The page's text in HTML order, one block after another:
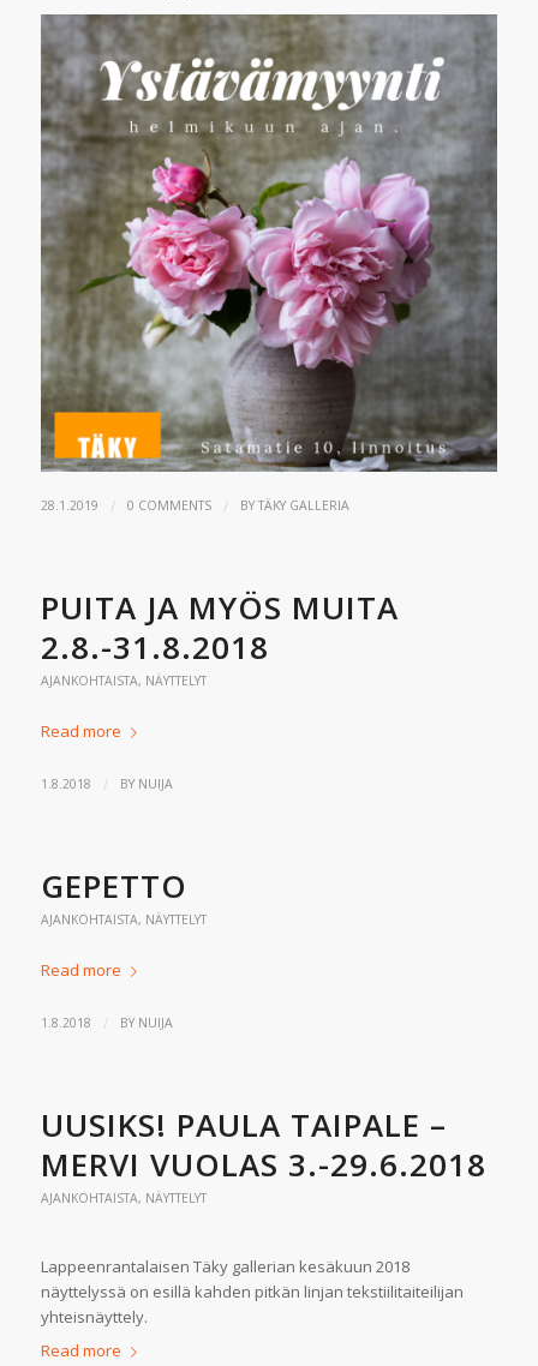
28.1.2019 / 0 COMMENTS / BYTÄKY GALLERIA
PUITA JA MYÖS MUITA
2.8.-31.8.2018
AJANKOHTAISTA, NÄYTTELYT
Read more
1.8.2018 / BY NUIJA
GEPETTO
AJANKOHTAISTA, NÄYTTELYT
Read more
1.8.2018 / BY NUIJA
UUSIKS! PAULA TAIPALE –
MERVI VUOLAS 3.-29.6.2018
AJANKOHTAISTA, NÄYTTELYT
Lappeenrantalaisen Täky gallerian kesäkuun 2018
näyttelyssä on esillä kahden pitkän linjan tekstiilitaiteilijan
yhteisnäyttely.
Read more